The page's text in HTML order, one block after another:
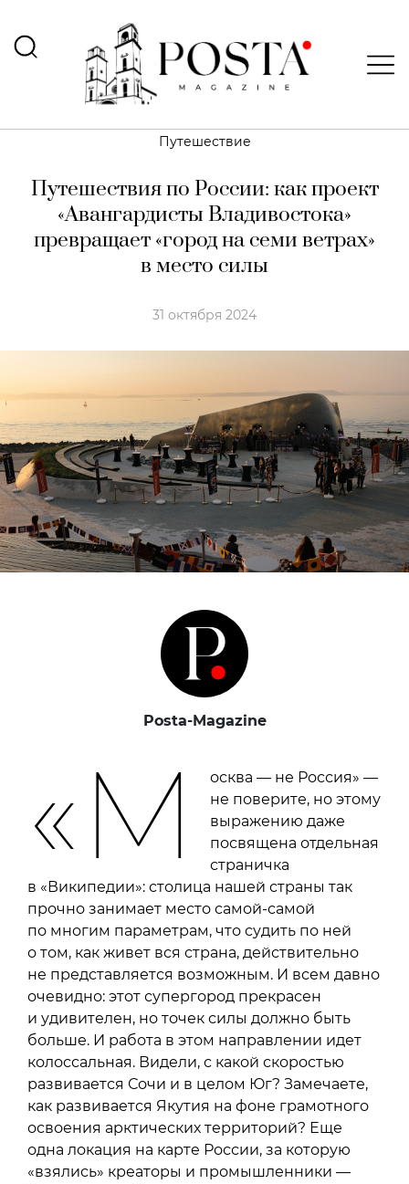
Путешествие
Путешествия по России: как проект
«Авангардисты Владивостока»
превращает «город на семи ветрах»
в место силы
31 октября 2024
Posta-Magazine
«М
осква — не Россия» —
не поверите, но этому
выражению даже
посвящена отдельная
страничка
в «Википедии»: столица нашей страны так
прочно занимает место самой-самой
по многим параметрам, что судить по ней
о том, как живет вся страна, действительно
не представляется возможным. И всем давно
очевидно: этот супергород прекрасен
и удивителен, но точек силы должно быть
больше. И работа в этом направлении идет
колоссальная. Видели, с какой скоростью
развивается Сочи и в целом Юг? Замечаете,
как развивается Якутия на фоне грамотного
освоения арктических территорий? Еще
одна локация на карте России, за которую
«взялись» креаторы и промышленники —